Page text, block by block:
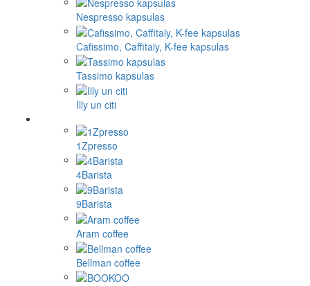
Nespresso kapsulas
Cafissimo, Caffitaly, K-fee kapsulas
Tassimo kapsulas
Illy un citi
1Zpresso
4Barista
9Barista
Aram coffee
Bellman coffee